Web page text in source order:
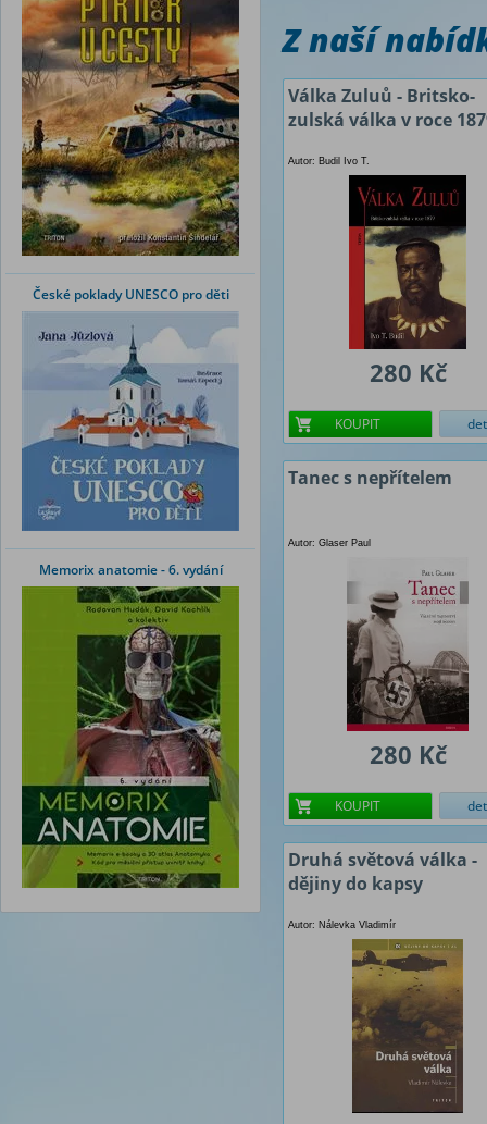
České poklady UNESCO pro děti
Memorix anatomie - 6. vydání
Z naší
Válka Zuluů - Britsko-
zulská válka v roce
Autor: Budil Ivo T.
280 Kč
KOUPIT
Tanec s nepřítelem
Autor: Glaser Paul
280 Kč
KOUPIT
Druhá světová válka -
dějiny do kapsy
Autor: Nálevka Vladimír